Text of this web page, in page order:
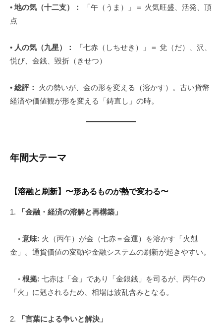
• 地の気（十二支）：
「午（うま）」＝ 火気旺盛、活発、頂
点
• 人の気（九星）：
「七赤（しちせき）」＝ 兌（だ）、沢、
悦び、金銭、毀折（きせつ）
• 総評：
火の勢いが、金の形を変える（溶かす）。古い貨幣
経済や価値観が形を変える「鋳直し」の時。
年間大テーマ
【溶融と刷新】〜形あるものが熱で変わる〜
1. 「金融・経済の溶解と再構築」
◦ 意味: 火（丙午）が金（七赤＝金運）を溶かす「火剋
金」。通貨価値の変動や金融システムの刷新が起きやすい。
◦ 根拠: 七赤は「金」であり「金銀銭」を司るが、丙午の
「火」に剋されるため、相場は波乱含みとなる。
2. 「言葉による争いと解決」